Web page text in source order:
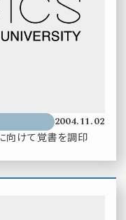
2004.11.02
向けて覚書を調印